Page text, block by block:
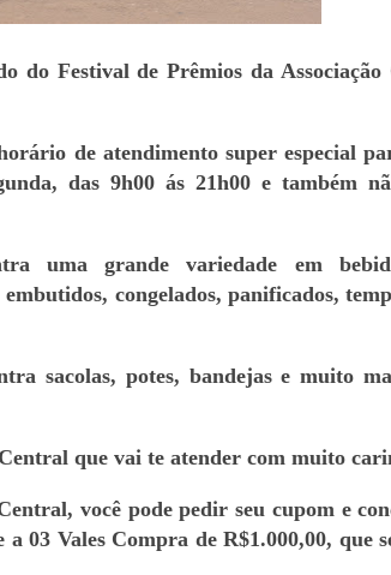
do Festival de Prêmios da Associação
de atendimento super especial
das 9h00 ás 21h00 e também
uma grande variedade em
congelados, panificados,
sacolas, potes, bandejas e muito
que vai te atender com muito
você pode pedir seu cupom e
03 Vales Compra de R$1.000,00, que